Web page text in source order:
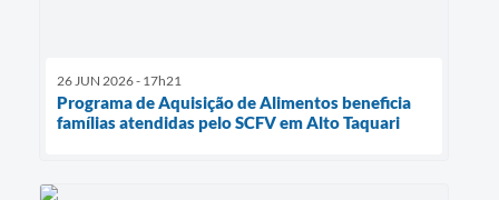
26 JUN 2026 - 17h21
Programa de Aquisição de Alimentos beneficia
famílias atendidas pelo SCFV em Alto Taquari